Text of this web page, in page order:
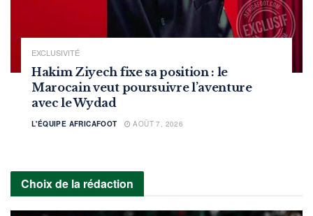
EXCLUSIVITÉ
Hakim Ziyech fixe sa position : le
Marocain veut poursuivre l’aventure
avec le Wydad
L'ÉQUIPE AFRICAFOOT AOÛT 7, 2026
Choix de la rédaction